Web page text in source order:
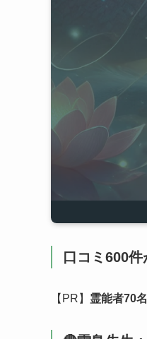
口コミ600
【PR】 霊能者70